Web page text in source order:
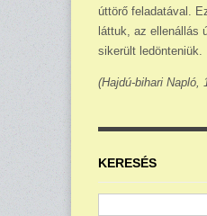
úttörő felada­tával.
láttuk, az ellenállás
sikerült ledönteniük.
(Hajdú-bihari Napló,
KERESÉS